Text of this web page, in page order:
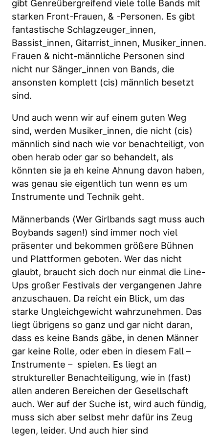
gibt Genreübergreifend viele tolle Bands mit
starken Front-Frauen, & -Personen. Es gibt
fantastische Schlagzeuger_innen,
Bassist_innen, Gitarrist_innen, Musiker_innen.
Frauen & nicht-männliche Personen sind
nicht nur Sänger_innen von Bands, die
ansonsten komplett (cis) männlich besetzt
sind.
Und auch wenn wir auf einem guten Weg
sind, werden Musiker_innen, die nicht (cis)
männlich sind nach wie vor benachteiligt, von
oben herab oder gar so behandelt, als
könnten sie ja eh keine Ahnung davon haben,
was genau sie eigentlich tun wenn es um
Instrumente und Technik geht.
Männerbands (Wer Girlbands sagt muss auch
Boybands sagen!) sind immer noch viel
präsenter und bekommen größere Bühnen
und Plattformen geboten. Wer das nicht
glaubt, braucht sich doch nur einmal die Line-
Ups großer Festivals der vergangenen Jahre
anzuschauen. Da reicht ein Blick, um das
starke Ungleichgewicht wahrzunehmen. Das
liegt übrigens so ganz und gar nicht daran,
dass es keine Bands gäbe, in denen Männer
gar keine Rolle, oder eben in diesem Fall –
Instrumente – spielen. Es liegt an
struktureller Benachteiligung, wie in (fast)
allen anderen Bereichen der Gesellschaft
auch. Wer auf der Suche ist, wird auch fündig,
muss sich aber selbst mehr dafür ins Zeug
legen, leider. Und auch hier sind